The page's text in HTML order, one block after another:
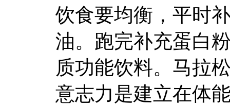
饮食要均衡，平时
油。跑完补充蛋白
质功能饮料。马拉
意志力是建立在体